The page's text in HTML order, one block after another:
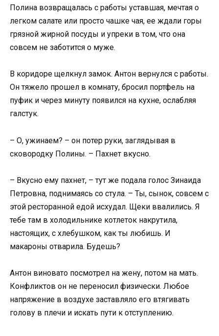
Полина возвращалась с работы уставшая, мечтая о
легком салате или просто чашке чая, ее ждали горы
грязной жирной посуды и упреки в том, что она
совсем не заботится о муже.
В коридоре щелкнул замок. Антон вернулся с работы.
Он тяжело прошел в комнату, бросил портфель на
пуфик и через минуту появился на кухне, ослабляя
галстук.
– О, ужинаем? – он потер руки, заглядывая в
сковородку Полины. – Пахнет вкусно.
– Вкусно ему пахнет, – тут же подала голос Зинаида
Петровна, поднимаясь со стула. – Ты, сынок, совсем с
этой ресторанной едой исхудал. Щеки ввалились. Я
тебе там в холодильнике котлеток накрутила,
настоящих, с хлебушком, как ты любишь. И
макароны отварила. Будешь?
Антон виновато посмотрел на жену, потом на мать.
Конфликтов он не переносил физически. Любое
напряжение в воздухе заставляло его втягивать
голову в плечи и искать пути к отступлению.